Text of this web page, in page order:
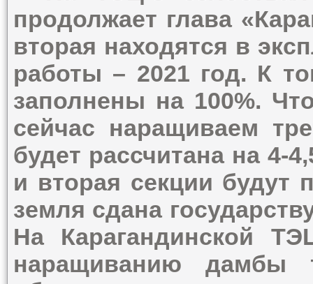
продолжает глава
вторая находятся в
работы – 2021 год. К
заполнены на 100%.
сейчас наращиваем
будет рассчитана на 4-
и вторая секции будут
земля сдана
На Карагандинской
наращиванию дамбы